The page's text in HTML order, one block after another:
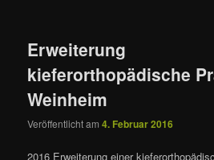
Erweiterung
kieferorthopädische
Weinheim
Veröffentlicht am4. Februar 2016
2016 Erweiterung einer